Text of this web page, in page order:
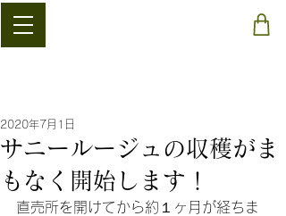
サニールージュの収穫がま
もなく開始します！
2020年7月1日
直売所を開けてから約１ヶ月が経ちま